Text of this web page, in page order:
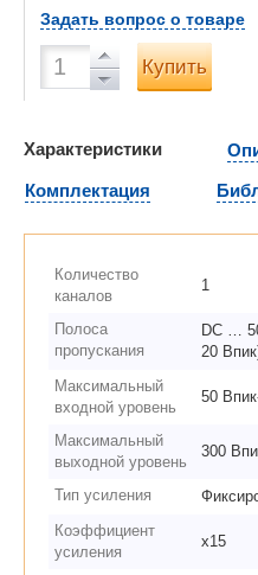
Задать вопрос о товаре
Купить
Характеристики
Комплектация
Количество
каналов
1
Полоса
пропускания
DC …
20
Максимальный
входной уровень
50
Максимальный
выходной уровень
300
Тип усиления
Коэффициент
усиления
х15